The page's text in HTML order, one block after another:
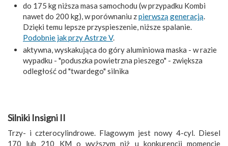
do 175 kg niższa masa samochodu (w przypadku Kombi
nawet do 200 kg), w porównaniu zpierwszą generacją.
Dzięki temu lepsze przyspieszenie, niższe spalanie.
Podobnie jak przy Astrze V.
aktywna, wyskakująca do góry aluminiowa maska - w razie
wypadku - "poduszka powietrzna pieszego" - zwiększa
odległość od "twardego" silnika
Silniki Insigni II
Trzy- i czterocylindrowe. Flagowym jest nowy 4-cyl. Diesel
170 lub 210 KM o wyższym niż u konkurencji momencie